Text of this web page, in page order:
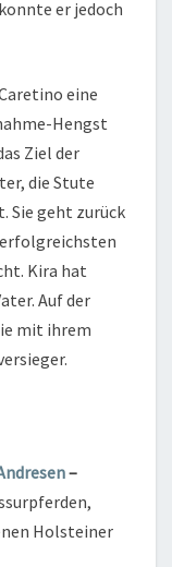
er jedoch
eine
Hengst
Ziel der
die Stute
Sie geht zurück
Kira hat
Auf der
mit ihrem
–
Holsteiner